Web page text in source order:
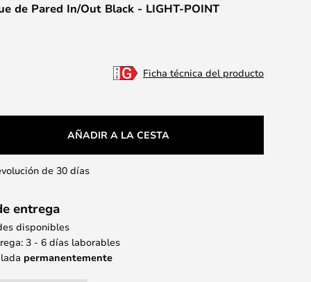
de Pared In/Out Black - LIGHT-POINT
Ficha técnica del producto
AÑADIR A LA CESTA
de 30 días
entrega
disponibles
3 - 6 días laborables
permanentemente